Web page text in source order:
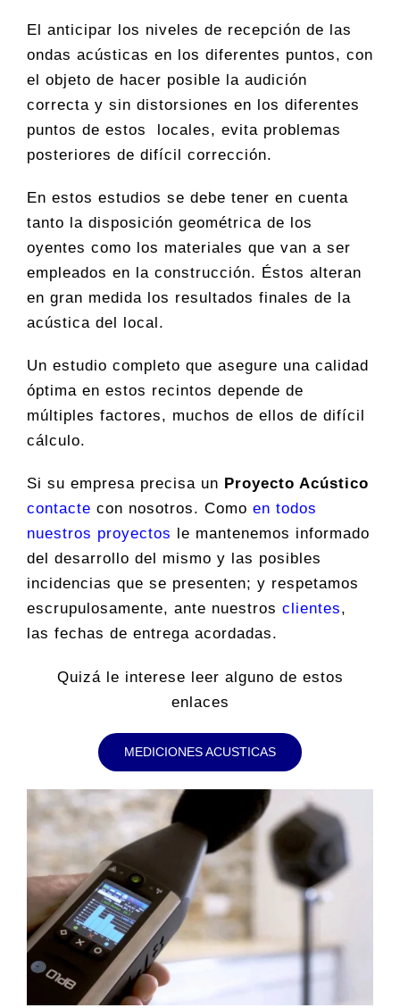
El anticipar los niveles de recepción de las
ondas acústicas en los diferentes puntos, con
el objeto de hacer posible la audición
correcta y sin distorsiones en los diferentes
puntos de estos locales, evita problemas
posteriores de difícil corrección.
En estos estudios se debe tener en cuenta
tanto la disposición geométrica de los
oyentes como los materiales que van a ser
empleados en la construcción. Éstos alteran
en gran medida los resultados finales de la
acústica del local.
Un estudio completo que asegure una calidad
óptima en estos recintos depende de
múltiples factores, muchos de ellos de difícil
cálculo.
Si su empresa precisa un Proyecto Acústico
contacte con nosotros. Como en todos
nuestros proyectos le mantenemos informado
del desarrollo del mismo y las posibles
incidencias que se presenten; y respetamos
escrupulosamente, ante nuestros clientes,
las fechas de entrega acordadas.
Quizá le interese leer alguno de estos
enlaces
MEDICIONES ACUSTICAS